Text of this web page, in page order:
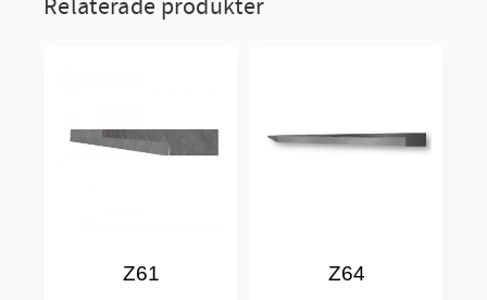
Relaterade produkter
Z61 Z64